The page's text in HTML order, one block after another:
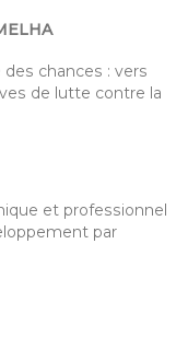
chances : vers
de lutte contre la
et professionnel
par